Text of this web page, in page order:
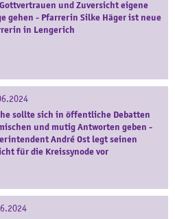
und Zuversicht eigene
gehen - Pfarrerin Silke Häger ist neue
in Lengerich
sollte sich in öffentliche Debatten
und mutig Antworten geben -
André Ost legt seinen
für die Kreissynode vor